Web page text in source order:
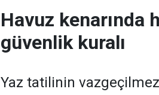
Havuz kenarında
güvenlik kuralı
Yaz tatilinin